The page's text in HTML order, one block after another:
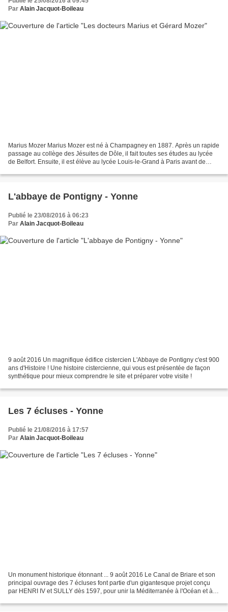
Par Alain Jacquot-Boileau
Marius Mozer Marius Mozer est né à Champagney en 1887. Après un rapide
passage au collège des Jésuites de Dôle, il fait toutes ses études au lycée
de Belfort. Ensuite, il est élève au lycée Louis‑le‑Grand à Paris avant de
L'abbaye de Pontigny - Yonne
Publié le 23/08/2016 à 06:23
Par Alain Jacquot-Boileau
9 août 2016 Un magnifique édifice cistercien L'Abbaye de Pontigny c'est 900
ans d'Histoire ! Une histoire cistercienne, qui vous est présentée de façon
synthétique pour mieux comprendre le site et préparer votre visite !
Les 7 écluses - Yonne
Publié le 21/08/2016 à 17:57
Par Alain Jacquot-Boileau
Un monument historique étonnant ... 9 août 2016 Le Canal de Briare et son
principal ouvrage des 7 écluses font partie d'un gigantesque projet conçu
par HENRI IV et SULLY dès 1597, pour unir la Méditerranée à l'Océan et à la